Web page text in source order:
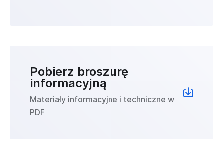
Pobierz broszurę
informacyjną
Materiały informacyjne i techniczne w
PDF